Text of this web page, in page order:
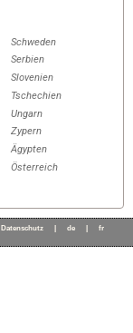
Schweden
Serbien
Slovenien
Tschechien
Ungarn
Zypern
Ägypten
Österreich
Datenschutz de fr